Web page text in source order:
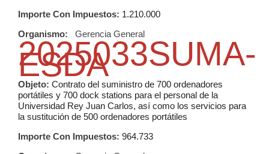
Importe Con Impuestos: 1.210.000
Organismo:
Gerencia General
2025033SUMA-
ESDA
Objeto: Contrato del suministro de 700 ordenadores
portátiles y 700 dock stations para el personal de la
Universidad Rey Juan Carlos, así como los servicios para
la sustitución de 500 ordenadores portátiles
Importe Con Impuestos: 964.733